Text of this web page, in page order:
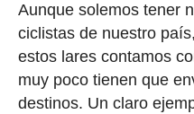
Aunque solemos tener
ciclistas de nuestro
estos lares contamos
muy poco tienen que
destinos. Un claro